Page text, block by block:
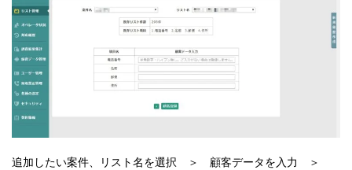
追加したい案件、リスト名を選択 ＞ 顧客データを入力 ＞